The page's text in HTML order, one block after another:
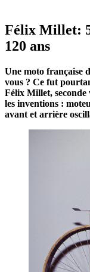
Félix Millet:
120 ans
Une moto française
vous ? Ce fut
Félix Millet,
les inventions :
avant et arrière